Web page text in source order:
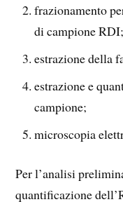
frazionamento
di campione RDI;
estrazione della
estrazione e
campione;
microscopia
Per l’analisi
quantificazione